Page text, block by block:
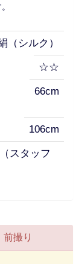
（シルク）
☆☆
66cm
106cm
（スタッフ
撮り